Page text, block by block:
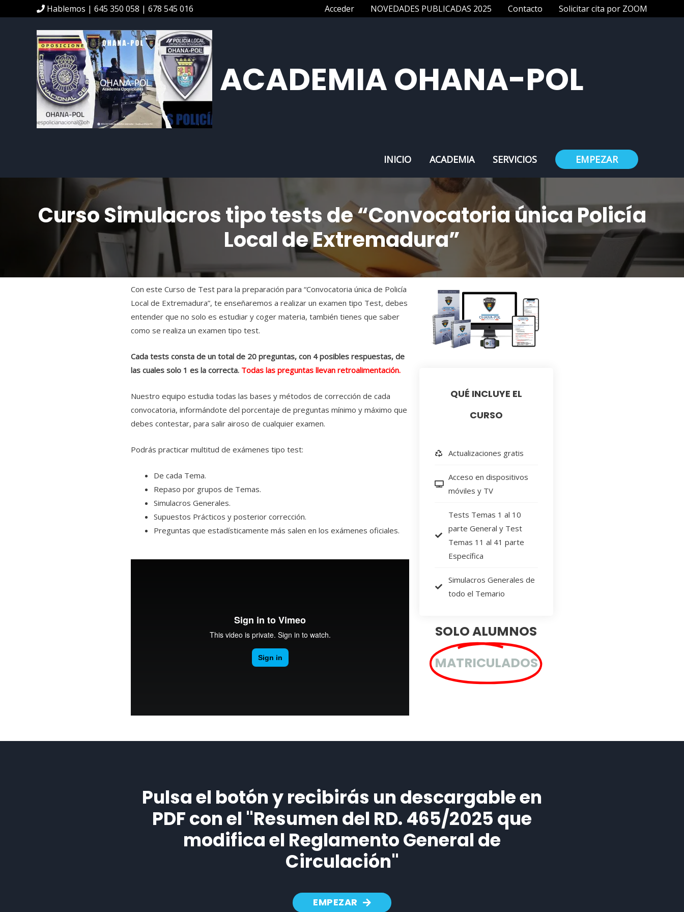
Hablemos | 645 350 058 | 678 545 016 Acceder NOVEDADES PUBLICADAS 2025 Contacto Solicitar cita por ZOOM
ACADEMIA OHANA-POL
INICIO ACADEMIA SERVICIOS EMPEZAR
Curso Simulacros tipo tests de “Convocatoria única Policía
Local de Extremadura”
Con este Curso de Test para la preparación para “Convocatoria única de Policía
Local de Extremadura”, te enseñaremos a realizar un examen tipo Test, debes
entender que no solo es estudiar y coger materia, también tienes que saber
como se realiza un examen tipo test.
Cada tests consta de un total de 20 preguntas, con 4 posibles respuestas, de
las cuales solo 1 es la correcta. Todas las preguntas llevan retroalimentación.
Nuestro equipo estudia todas las bases y métodos de corrección de cada
convocatoria, informándote del porcentaje de preguntas mínimo y máximo que
debes contestar, para salir airoso de cualquier examen.
Podrás practicar multitud de exámenes tipo test:
De cada Tema.
Repaso por grupos de Temas.
Simulacros Generales.
Supuestos Prácticos y posterior corrección.
Preguntas que estadísticamente más salen en los exámenes oficiales.
QUÉ INCLUYE EL
CURSO
Actualizaciones gratis
Acceso en dispositivos
móviles y TV
Tests Temas 1 al 10
parte General y Test
Temas 11 al 41 parte
Específica
Simulacros Generales de
todo el Temario
SOLO ALUMNOS
MATRICULADOS
Pulsa el botón y recibirás un descargable en
PDF con el "Resumen del RD. 465/2025 que
modifica el Reglamento General de
Circulación"
EMPEZAR